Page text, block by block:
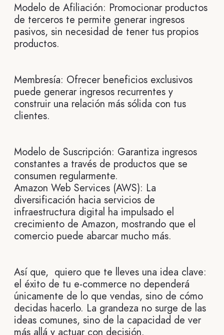
Modelo de Afiliación: Promocionar productos
de terceros te permite generar ingresos
pasivos, sin necesidad de tener tus propios
productos.
Membresía: Ofrecer beneficios exclusivos
puede generar ingresos recurrentes y
construir una relación más sólida con tus
clientes.
Modelo de Suscripción: Garantiza ingresos
constantes a través de productos que se
consumen regularmente.
Amazon Web Services (AWS): La
diversificación hacia servicios de
infraestructura digital ha impulsado el
crecimiento de Amazon, mostrando que el
comercio puede abarcar mucho más.
Así que, quiero que te lleves una idea clave:
el éxito de tu e-commerce no dependerá
únicamente de lo que vendas, sino de cómo
decidas hacerlo. La grandeza no surge de las
ideas comunes, sino de la capacidad de ver
más allá y actuar con decisión.